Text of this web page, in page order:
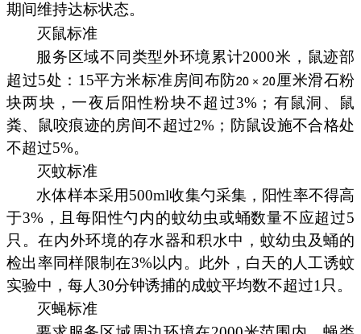
期间维持达标状态。
灭鼠标准
服务区域不同类型外环境累计2000米，鼠迹部
超过5处：15平方米标准房间布防
厘米滑石粉
块两块，一夜后阳性粉块不超过3%；有鼠洞、鼠
粪、鼠咬痕迹的房间不超过2%；防鼠设施不合格处
不超过5%。
灭蚊标准
水体样本采用500ml收集勺采集，阳性率不得高
于3%，且每阳性勺内的蚊幼虫或蛹数量不应超过5
只。在内外环境的存水器和积水中，蚊幼虫及蛹的
检出率同样限制在3%以内。此外，白天的人工诱蚊
实验中，每人30分钟诱捕的成蚊平均数不超过1只。
灭蝇标准